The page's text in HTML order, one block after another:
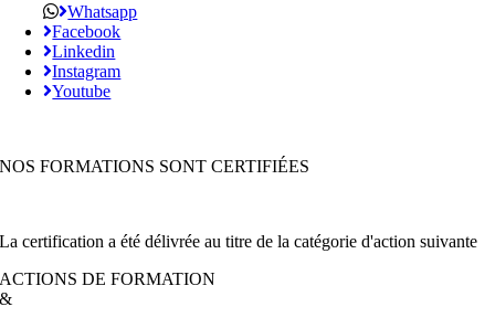
Whatsapp
Facebook
Linkedin
Instagram
Youtube
NOS FORMATIONS SONT CERTIFIÉES
La certification a été délivrée au titre de la catégorie d'action suivante
ACTIONS DE FORMATION
&